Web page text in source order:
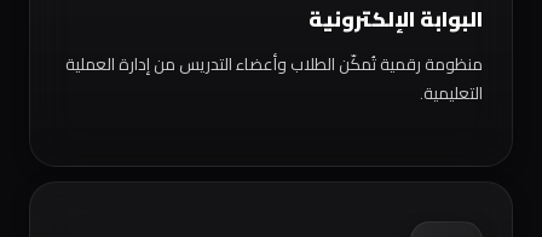
البوابة الإلكترونية
منظومة رقمية تُمكّن الطلاب وأعضاء التدريس من إدارة العملية
التعليمية.